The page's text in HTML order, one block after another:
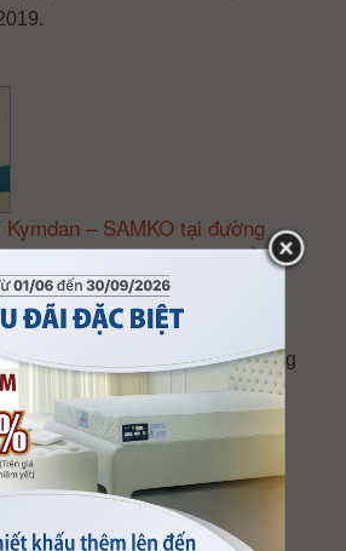
– SAMKO tại đường
Lạch Tray, Quận Ngô Quyền,
cầu vượt Lạch Tray 150m)
tại đường Lạch Tray,
Quận Ngô Quyền, TP. Hải Phòng
10/11/2018.